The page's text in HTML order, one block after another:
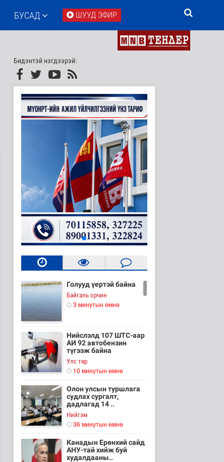
БУСАД ШУУД ЭФИР
Бидэнтэй нэгдээрэй:
Голууд үертэй байна
Байгаль орчин
3 минутын өмнө
Нийслэлд 107 ШТС-аар
АИ 92 автобензин
түгээж байна
Улс төр
10 минутын өмнө
Олон улсын туршлага
судлах сургалт,
дадлагад 14 ..
Нийгэм
36 минутын өмнө
Канадын Ерөнхий сайд
АНУ-тай хийж буй
худалдааны..